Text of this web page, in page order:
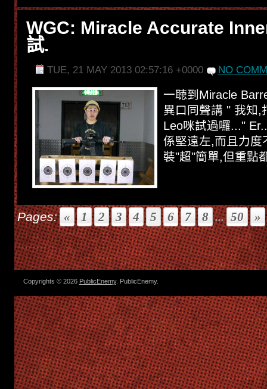
WGC: Miracle Accurate
試.
TUE, 21 MAY 2013 02:57:16 +0000 NO
一聴到Miracle
異口同聲講 " 我知,
Leo咪試過囉..."
係堅遠左,而且力度
裝"超"簡單,但重點
Pages: « 1 2 3 4 5 6 7 8 ... 50 »
Copyrights © 2026 PublicEnemy. PublicEnemy.